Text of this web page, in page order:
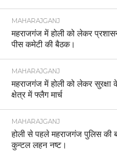
MAHARAJGANJ
महराजगंज में होली को लेकर
पीस कमेटी की बैठक।
MAHARAJGANJ
महराजगंज में होली को लेकर
क्षेत्र में फ्लैग मार्च
MAHARAJGANJ
होली से पहले महराजगंज पुलिस की
कुन्टल लहन नष्ट।